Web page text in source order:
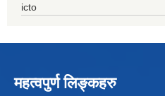
icto
महत्वपुर्ण लिङ्कहरु